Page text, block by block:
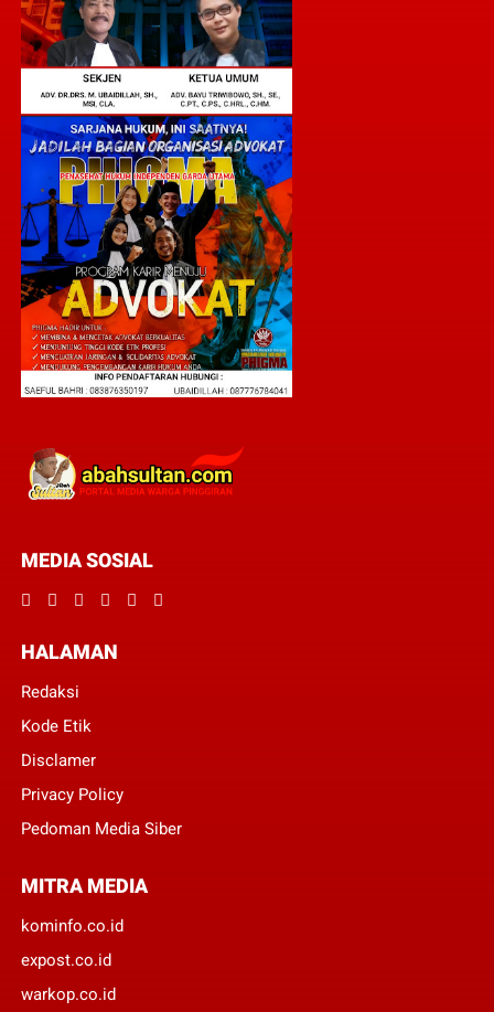
MEDIA SOSIAL
HALAMAN
Redaksi
Kode Etik
Disclamer
Privacy Policy
Pedoman Media Siber
MITRA MEDIA
kominfo.co.id
expost.co.id
warkop.co.id